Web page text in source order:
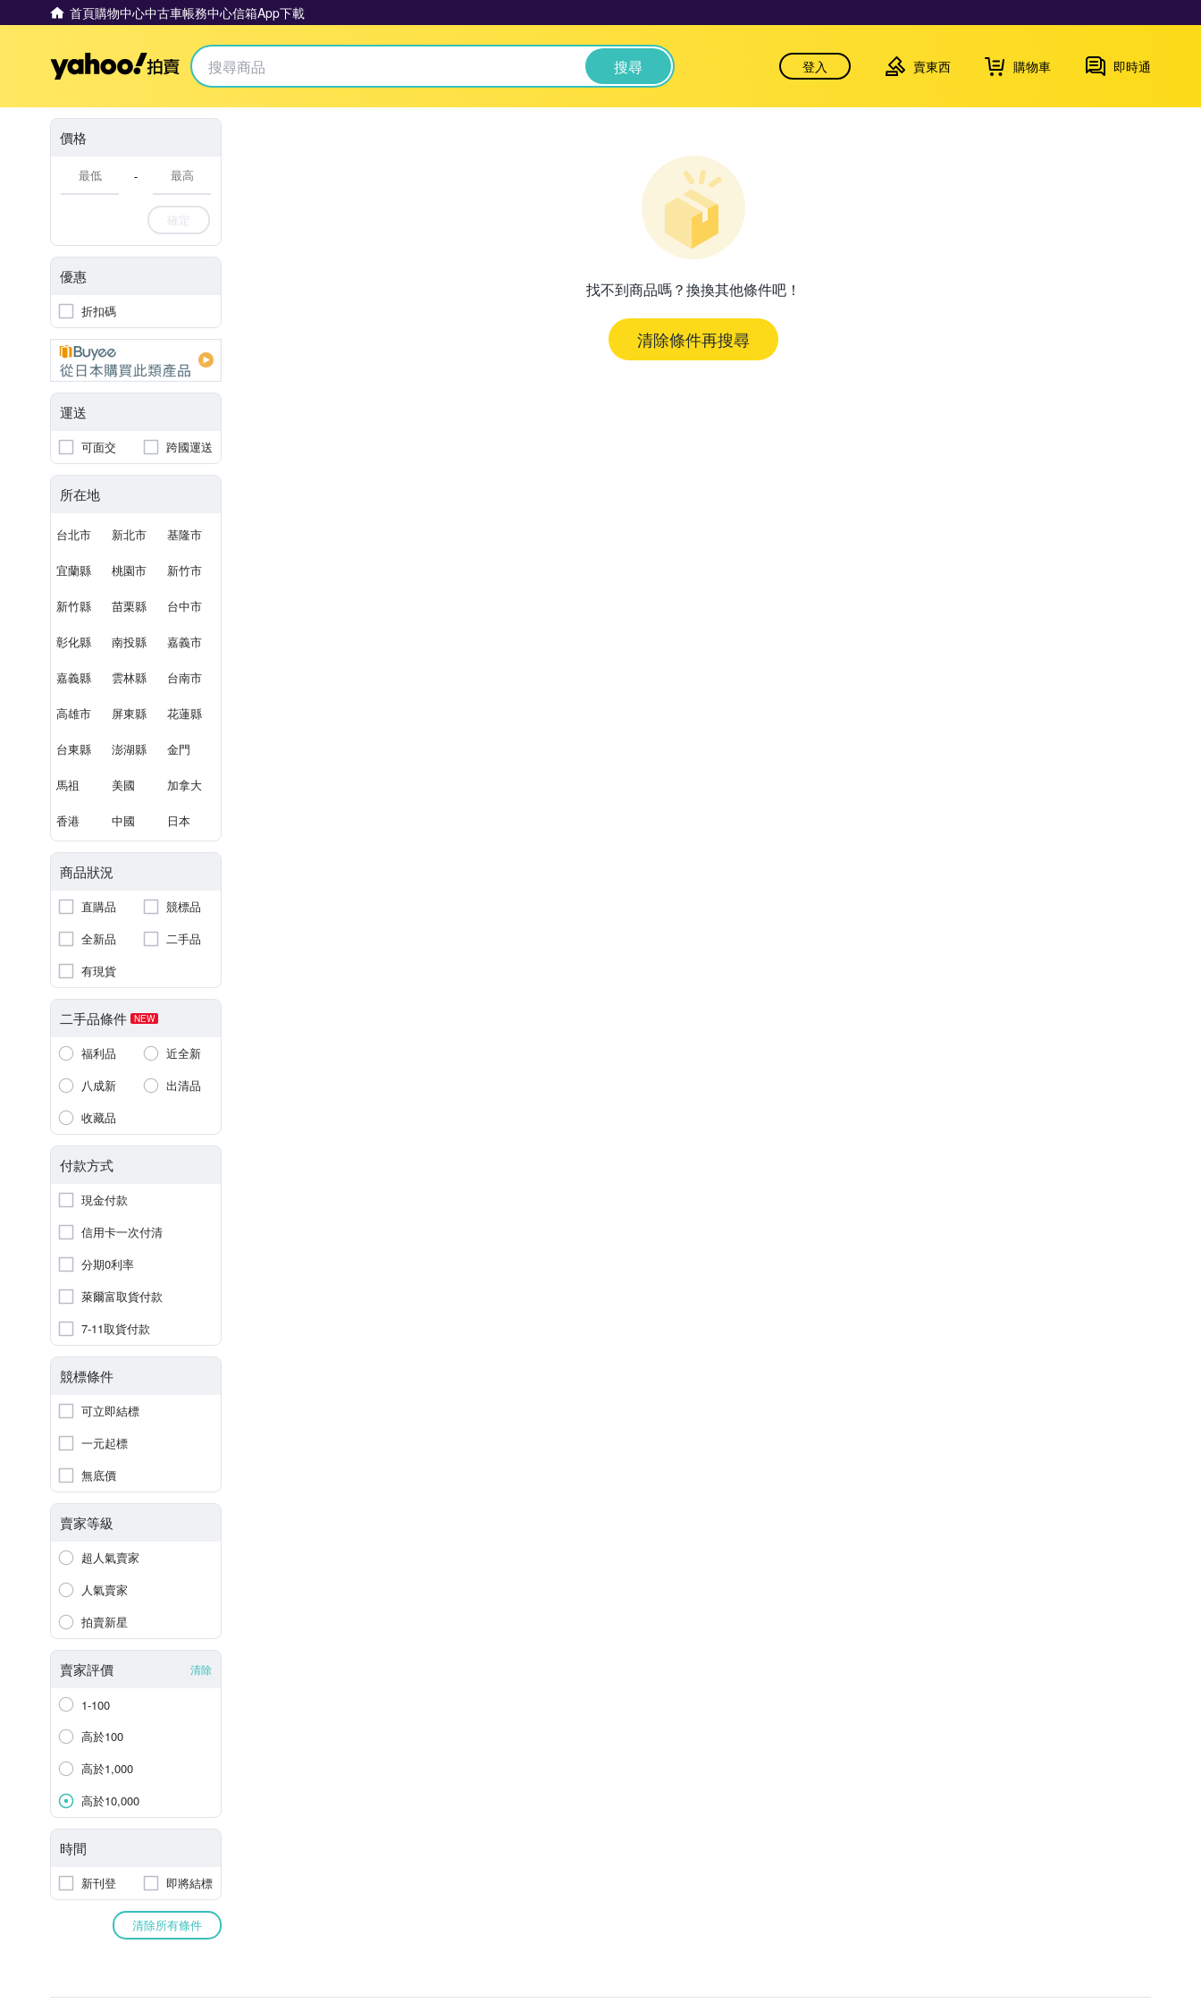
首頁購物中心中古車帳務中心信箱App下載
Yahoo拍賣 搜尋 登入 賣東西 購物車 即時通
價格
-
確定
優惠
折扣碼
運送
可面交 跨國運送
所在地
台北市 新北市 基隆市
宜蘭縣 桃園市 新竹市
新竹縣 苗栗縣 台中市
彰化縣 南投縣 嘉義市
嘉義縣 雲林縣 台南市
高雄市 屏東縣 花蓮縣
台東縣 澎湖縣 金門
馬祖 美國 加拿大
香港 中國 日本
商品狀況
直購品
競標品
全新品
二手品
有現貨
二手品條件 NEW
福利品
近全新
八成新
出清品
收藏品
付款方式
現金付款
信用卡一次付清
分期0利率
萊爾富取貨付款
7-11取貨付款
競標條件
可立即結標
一元起標
無底價
賣家等級
超人氣賣家
人氣賣家
拍賣新星
賣家評價 清除
1-100
高於100
高於1,000
高於10,000
時間
新刊登 即將結標
清除所有條件
找不到商品嗎？換換其他條件吧！
清除條件再搜尋